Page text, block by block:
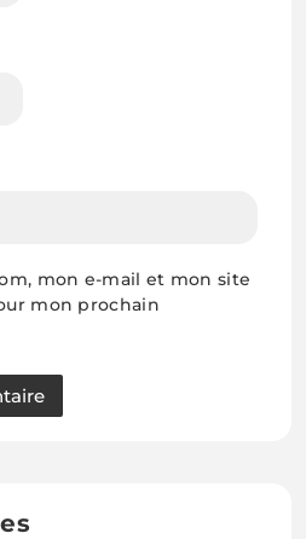
mon e-mail et mon site
mon prochain